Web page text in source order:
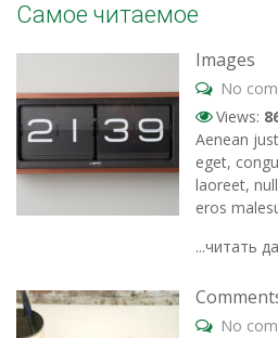
Самое читаемое
Images
No
Views:
Aenean
eget,
laoreet,
eros
...читать
No